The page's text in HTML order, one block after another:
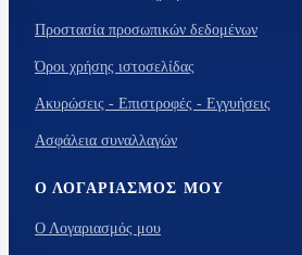
Προστασία προσωπικών δεδομένων
Όροι χρήσης ιστοσελίδας
Ακυρώσεις - Επιστροφές - Εγγυήσεις
Ασφάλεια συναλλαγών
Ο ΛΟΓΑΡΙΑΣΜΌΣ ΜΟΥ
Ο Λογαριασμός μου